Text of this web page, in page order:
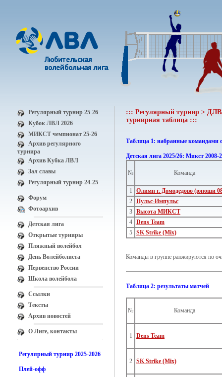
Регулярный турнир 25-26
Кубок ЛВЛ 2026
МИКСТ чемпионат 25-26
Архив регулярного
турнира
Архив Кубка ЛВЛ
Зал славы
Регулярный турнир 24-25
Форум
Фотоархив
Детская лига
Открытые турниры
Пляжный волейбол
День Волейболиста
Первенство России
Школа волейбола
Ссылки
Тексты
Архив новостей
О Лиге, контакты
Регулярный турнир 2025-2026
Плей-офф
::: Регулярный турнир >
турнирная таблица :::
Таблица 1: набранные командами
Детская лига 2025/26: Микст 2008-
№ Команда
1
Олимп г. Домодедово (юноши
2
Пульс-Импульс
3
Высота МИКСТ
4
Dens Team
5
SK Strike (Mix)
Команды в группе ранжируются по
Таблица 2: результаты матчей
№ Команда
1 Dens Team
2 SK Strike (Mix)